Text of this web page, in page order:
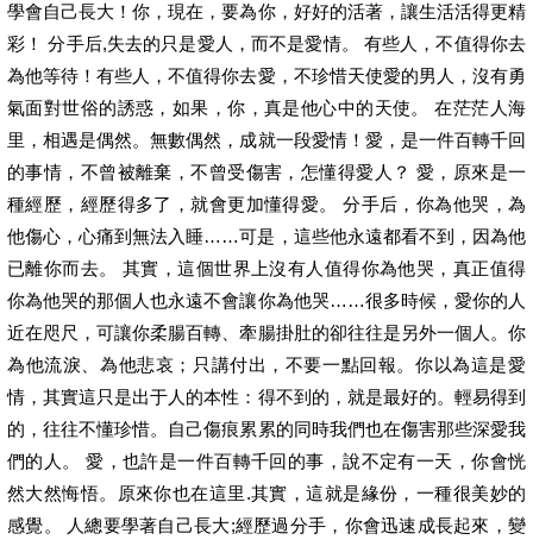
學會自己長大！你，現在，要為你，好好的活著，讓生活活得更精
彩！ 分手后,失去的只是愛人，而不是愛情。 有些人，不值得你去
為他等待！有些人，不值得你去愛，不珍惜天使愛的男人，沒有勇
氣面對世俗的誘惑，如果，你，真是他心中的天使。 在茫茫人海
里，相遇是偶然。無數偶然，成就一段愛情！愛，是一件百轉千回
的事情，不曾被離棄，不曾受傷害，怎懂得愛人？ 愛，原來是一
種經歷，經歷得多了，就會更加懂得愛。 分手后，你為他哭，為
他傷心，心痛到無法入睡……可是，這些他永遠都看不到，因為他
已離你而去。 其實，這個世界上沒有人值得你為他哭，真正值得
你為他哭的那個人也永遠不會讓你為他哭……很多時候，愛你的人
近在咫尺，可讓你柔腸百轉、牽腸掛肚的卻往往是另外一個人。你
為他流淚、為他悲哀；只講付出，不要一點回報。你以為這是愛
情，其實這只是出于人的本性：得不到的，就是最好的。輕易得到
的，往往不懂珍惜。自己傷痕累累的同時我們也在傷害那些深愛我
們的人。 愛，也許是一件百轉千回的事，說不定有一天，你會恍
然大然悔悟。原來你也在這里.其實，這就是緣份，一種很美妙的
感覺。 人總要學著自己長大;經歷過分手，你會迅速成長起來，變